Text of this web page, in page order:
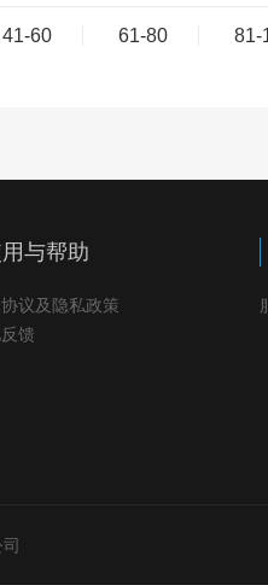
41-60 61-80 81-
与帮助
协议及隐私政策
馈